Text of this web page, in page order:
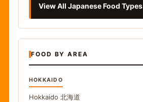
View All Japanese Food Types
FOOD BY AREA
HOKKAIDO
Hokkaido 北海道